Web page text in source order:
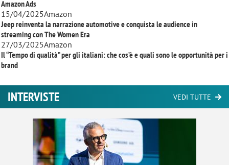
Amazon Ads
15/04/2025Amazon
Jeep reinventa la narrazione automotive e conquista le audience in
streaming conThe Women Era
27/03/2025Amazon
Il “Tempo di qualità” per gli italiani: che cos’è e quali sono le opportunità per i
brand
INTERVISTE VEDI TUTTE